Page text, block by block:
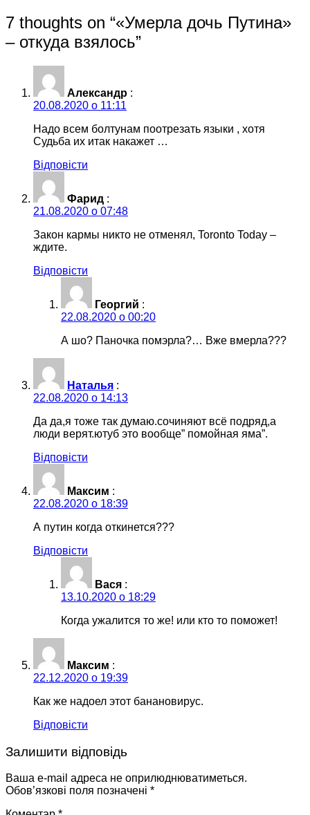
7 thoughts on “«Умерла дочь Путина»
– откуда взялось”
Александр :
20.08.2020 о 11:11
Надо всем болтунам поотрезать языки , хотя
Судьба их итак накажет …
Відповісти
Фарид :
21.08.2020 о 07:48
Закон кармы никто не отменял, Toronto Today –
ждите.
Відповісти
Георгий :
22.08.2020 о 00:20
А шо? Паночка помэрла?… Вже вмерла???
Наталья :
22.08.2020 о 14:13
Да да,я тоже так думаю.сочиняют всё подряд,а
люди верят.ютуб это вообще” помойная яма”.
Відповісти
Максим :
22.08.2020 о 18:39
А путин когда откинется???
Відповісти
Вася :
13.10.2020 о 18:29
Когда ужалится то же! или кто то поможет!
Максим :
22.12.2020 о 19:39
Как же надоел этот банановирус.
Відповісти
Залишити відповідь
Ваша e-mail адреса не оприлюднюватиметься.
Обов’язкові поля позначені *